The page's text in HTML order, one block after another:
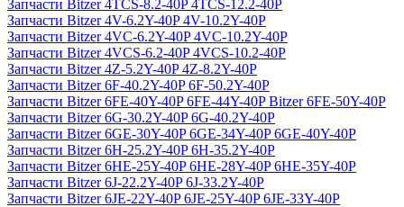
Запчасти Bitzer 4TCS-8.2-40P 4TCS-12.2-40P
Запчасти Bitzer 4V-6.2Y-40P 4V-10.2Y-40P
Запчасти Bitzer 4VC-6.2Y-40P 4VC-10.2Y-40P
Запчасти Bitzer 4VCS-6.2-40P 4VCS-10.2-40P
Запчасти Bitzer 4Z-5.2Y-40P 4Z-8.2Y-40P
Запчасти Bitzer 6F-40.2Y-40P 6F-50.2Y-40P
Запчасти Bitzer 6FE-40Y-40P 6FE-44Y-40P Bitzer 6FE-50Y-40P
Запчасти Bitzer 6G-30.2Y-40P 6G-40.2Y-40P
Запчасти Bitzer 6GE-30Y-40P 6GE-34Y-40P 6GE-40Y-40P
Запчасти Bitzer 6H-25.2Y-40P 6H-35.2Y-40P
Запчасти Bitzer 6HE-25Y-40P 6HE-28Y-40P 6HE-35Y-40P
Запчасти Bitzer 6J-22.2Y-40P 6J-33.2Y-40P
Запчасти Bitzer 6JE-22Y-40P 6JE-25Y-40P 6JE-33Y-40P